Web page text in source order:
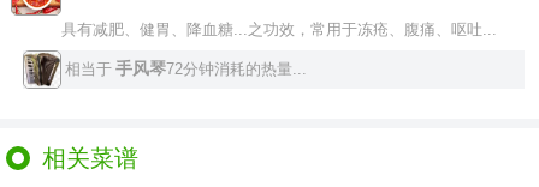
具有减肥、健胃、降血糖...之功效，常用于冻疮、腹痛、呕吐...
相当于 手风琴72分钟消耗的热量...
相关菜谱